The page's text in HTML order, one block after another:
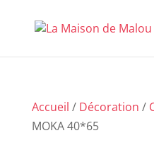
Accueil / Décoration /
MOKA 40*65